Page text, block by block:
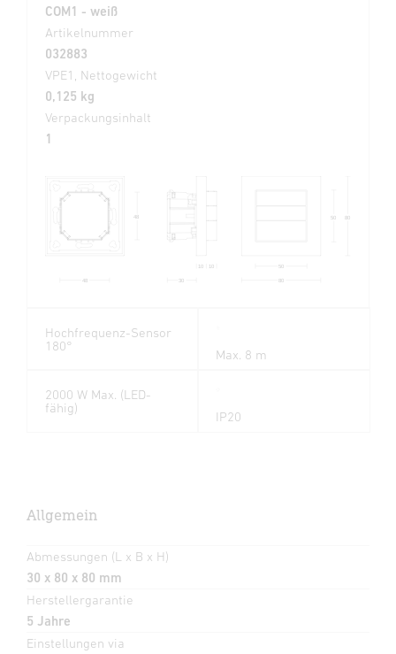
COM1 - weiß
Artikelnummer
032883
VPE1, Nettogewicht
0,125 kg
Verpackungsinhalt
1
48
80
80
50
50
48 30
10
10
Hochfrequenz-Sensor
180°
Max. 8 m
2000 W Max. (LED-
fähig)
IP20
Allgemein
Abmessungen (L x B x H)
30 x 80 x 80 mm
Herstellergarantie
5 Jahre
Einstellungen via